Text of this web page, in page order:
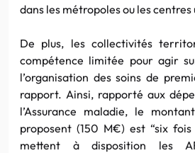
dans les métropoles ou les centres
De plus, les collectivités
compétence limitée pour agir
l’organisation des soins de
rapport. Ainsi, rapporté aux
l’Assurance maladie, le
proposent (150 M€) est “six
mettent à disposition les